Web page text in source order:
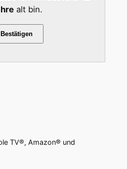
alt bin.
Bestätigen
TV®, Amazon® und